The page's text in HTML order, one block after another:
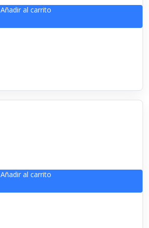
Añadir al carrito
Añadir al carrito